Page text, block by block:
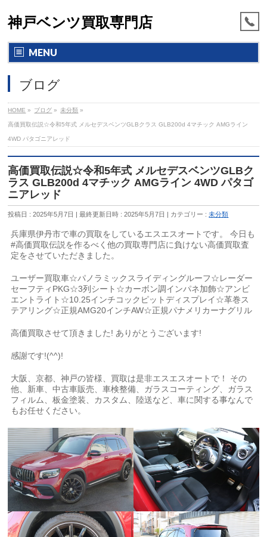
神戸ベンツ買取専門店
MENU
ブログ
HOME » ブログ » 未分類 »
高価買取伝説☆令和5年式 メルセデスベンツGLBクラス GLB200d 4マチック AMGライン
4WD パタゴニアレッド
高価買取伝説☆令和5年式 メルセデスベンツGLBク
ラス GLB200d 4マチック AMGライン 4WD パタゴ
ニアレッド
投稿日 : 2025年5月7日 最終更新日時 : 2025年5月7日 カテゴリー :未分類
兵庫県伊丹市で車の買取をしているエスエスオートです。 今日も
#高価買取伝説を作るべく他の買取専門店に負けない高価買取査
定をさせていただきました。
ユーザー買取車☆パノラミックスライディングルーフ☆レーダー
セーフティPKG☆3列シート☆カーボン調インパネ加飾☆アンビ
エントライト☆10.25インチコックピットディスプレイ☆革巻ス
テアリング☆正規AMG20インチAW☆正規パナメリカーナグリル
高価買取させて頂きました! ありがとうございます!
感謝です!(^^)!
大阪、京都、神戸の皆様、買取は是非エスエスオートで！ その
他、新車、中古車販売、車検整備、ガラスコーティング、ガラス
フィルム、板金塗装、カスタム、陸送など、車に関する事なんで
もお任せください。